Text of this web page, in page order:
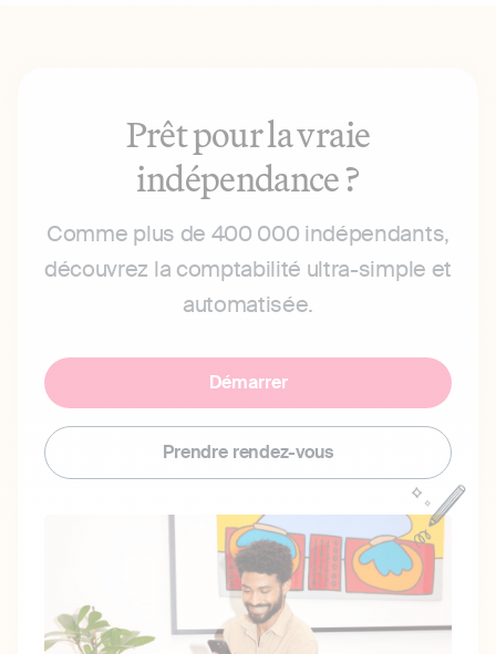
Prêt pour la vraie
indépendance ?
Comme plus de 400 000 indépendants,
découvrez la comptabilité ultra-simple et
automatisée.
Démarrer
Prendre rendez-vous